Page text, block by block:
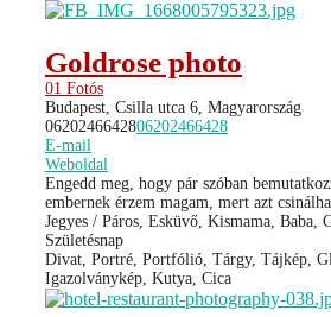
Goldrose photo
01 Fotós
Budapest, Csilla utca 6, Magyarország
0620246642806202466428
E-mail
Weboldal
Engedd meg, hogy pár szóban
embernek érzem magam, mert azt
Jegyes / Páros, Esküvő, Kismama, Baba,
Születésnap
Divat, Portré, Portfólió, Tárgy, Tájkép,
Igazolványkép, Kutya, Cica